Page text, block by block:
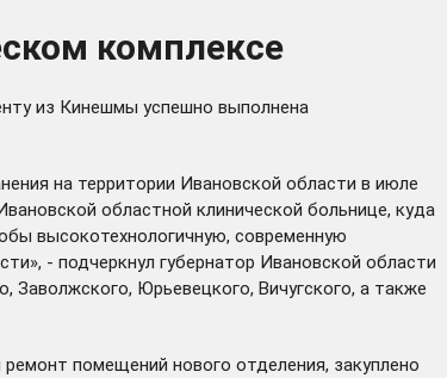
комплексе
из Кинешмы успешно выполнена
на территории Ивановской области в июле
областной клинической больнице, куда
высокотехнологичную, современную
- подчеркнул губернатор Ивановской области
Юрьевецкого, Вичугского, а также
помещений нового отделения, закуплено